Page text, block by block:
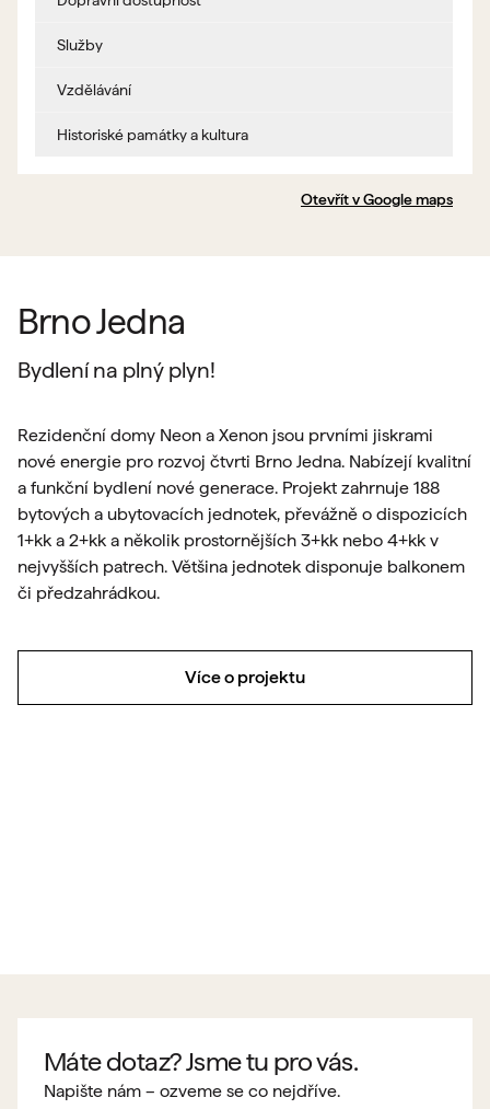
Služby
Vzdělávání
Historiské památky a kultura
Otevřít v Google maps
Brno Jedna
Bydlení na plný plyn!
Rezidenční domy Neon a Xenon jsou prvními jiskrami
nové energie pro rozvoj čtvrti Brno Jedna. Nabízejí kvalitní
a funkční bydlení nové generace. Projekt zahrnuje 188
bytových a ubytovacích jednotek, převážně o dispozicích
1+kk a 2+kk a několik prostornějších 3+kk nebo 4+kk v
nejvyšších patrech. Většina jednotek disponuje balkonem
či předzahrádkou.
Více o projektu
Máte dotaz? Jsme tu pro vás.
Napište nám – ozveme se co nejdříve.